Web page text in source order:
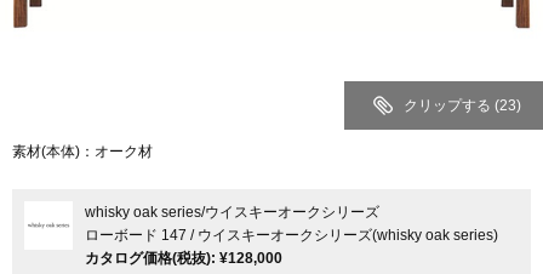
クリップする (23)
素材(本体)：オーク材
whisky oak series/ウイスキーオークシリーズ
ローボード 147 / ウイスキーオークシリーズ(whisky oak series)
カタログ価格(税抜): ¥128,000